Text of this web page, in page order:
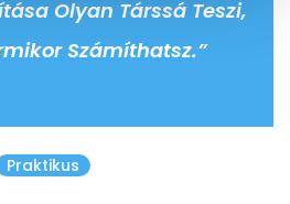
Olyan Társsá Teszi,
Számíthatsz.”
Praktikus